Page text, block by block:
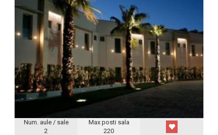
Num. aule / sale
2
Max posti sala
220